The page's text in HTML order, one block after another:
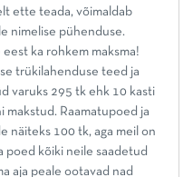
ette teada, võimaldab
nimelise pühenduse.
ka rohkem maksma!
trükilahenduse teed ja
varuks 295 tk ehk 10 kasti
makstud. Raamatupoed ja
näiteks 100 tk, aga meil on
poed kõiki neile saadetud
aja peale ootavad nad